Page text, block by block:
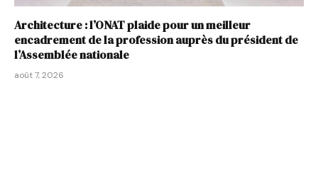
Architecture : l’ONAT plaide pour un meilleur
encadrement de la profession auprès du président de
l’Assemblée nationale
août 7, 2026